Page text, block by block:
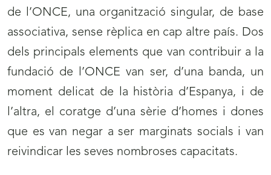
de l’ONCE, una organització singular, de base
associativa, sense rèplica en cap altre país. Dos
dels principals elements que van contribuir a la
fundació de l’ONCE van ser, d’una banda, un
moment delicat de la història d’Espanya, i de
l’altra, el coratge d’una sèrie d’homes i dones
que es van negar a ser marginats socials i van
reivindicar les seves nombroses capacitats.